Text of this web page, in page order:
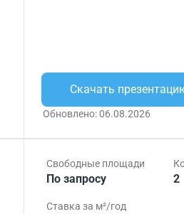
Скачать
Обновлено: 06.08.2026
Свободные площади
По запросу 2
Ставка за м²/год